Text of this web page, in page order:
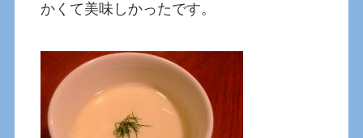
かくて美味しかったです。